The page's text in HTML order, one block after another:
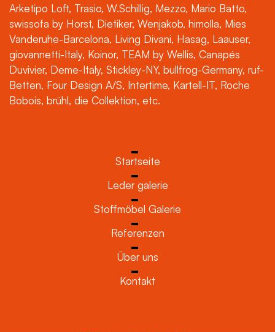
Arketipo Loft, Trasio, W.Schillig, Mezzo, Mario Batto,
swissofa by Horst, Dietiker, Wenjakob, himolla, Mies
Vanderuhe-Barcelona, Living Divani, Hasag, Laauser,
giovannetti-Italy, Koinor, TEAM by Wellis, Canapés
Duvivier, Deme-Italy, Stickley-NY, bullfrog-Germany, ruf-
Betten, Four Design A/S, Intertime, Kartell-IT, Roche
Bobois, brühl, die Collektion, etc.
Startseite
Leder galerie
Stoffmöbel Galerie
Referenzen
Über uns
Kontakt